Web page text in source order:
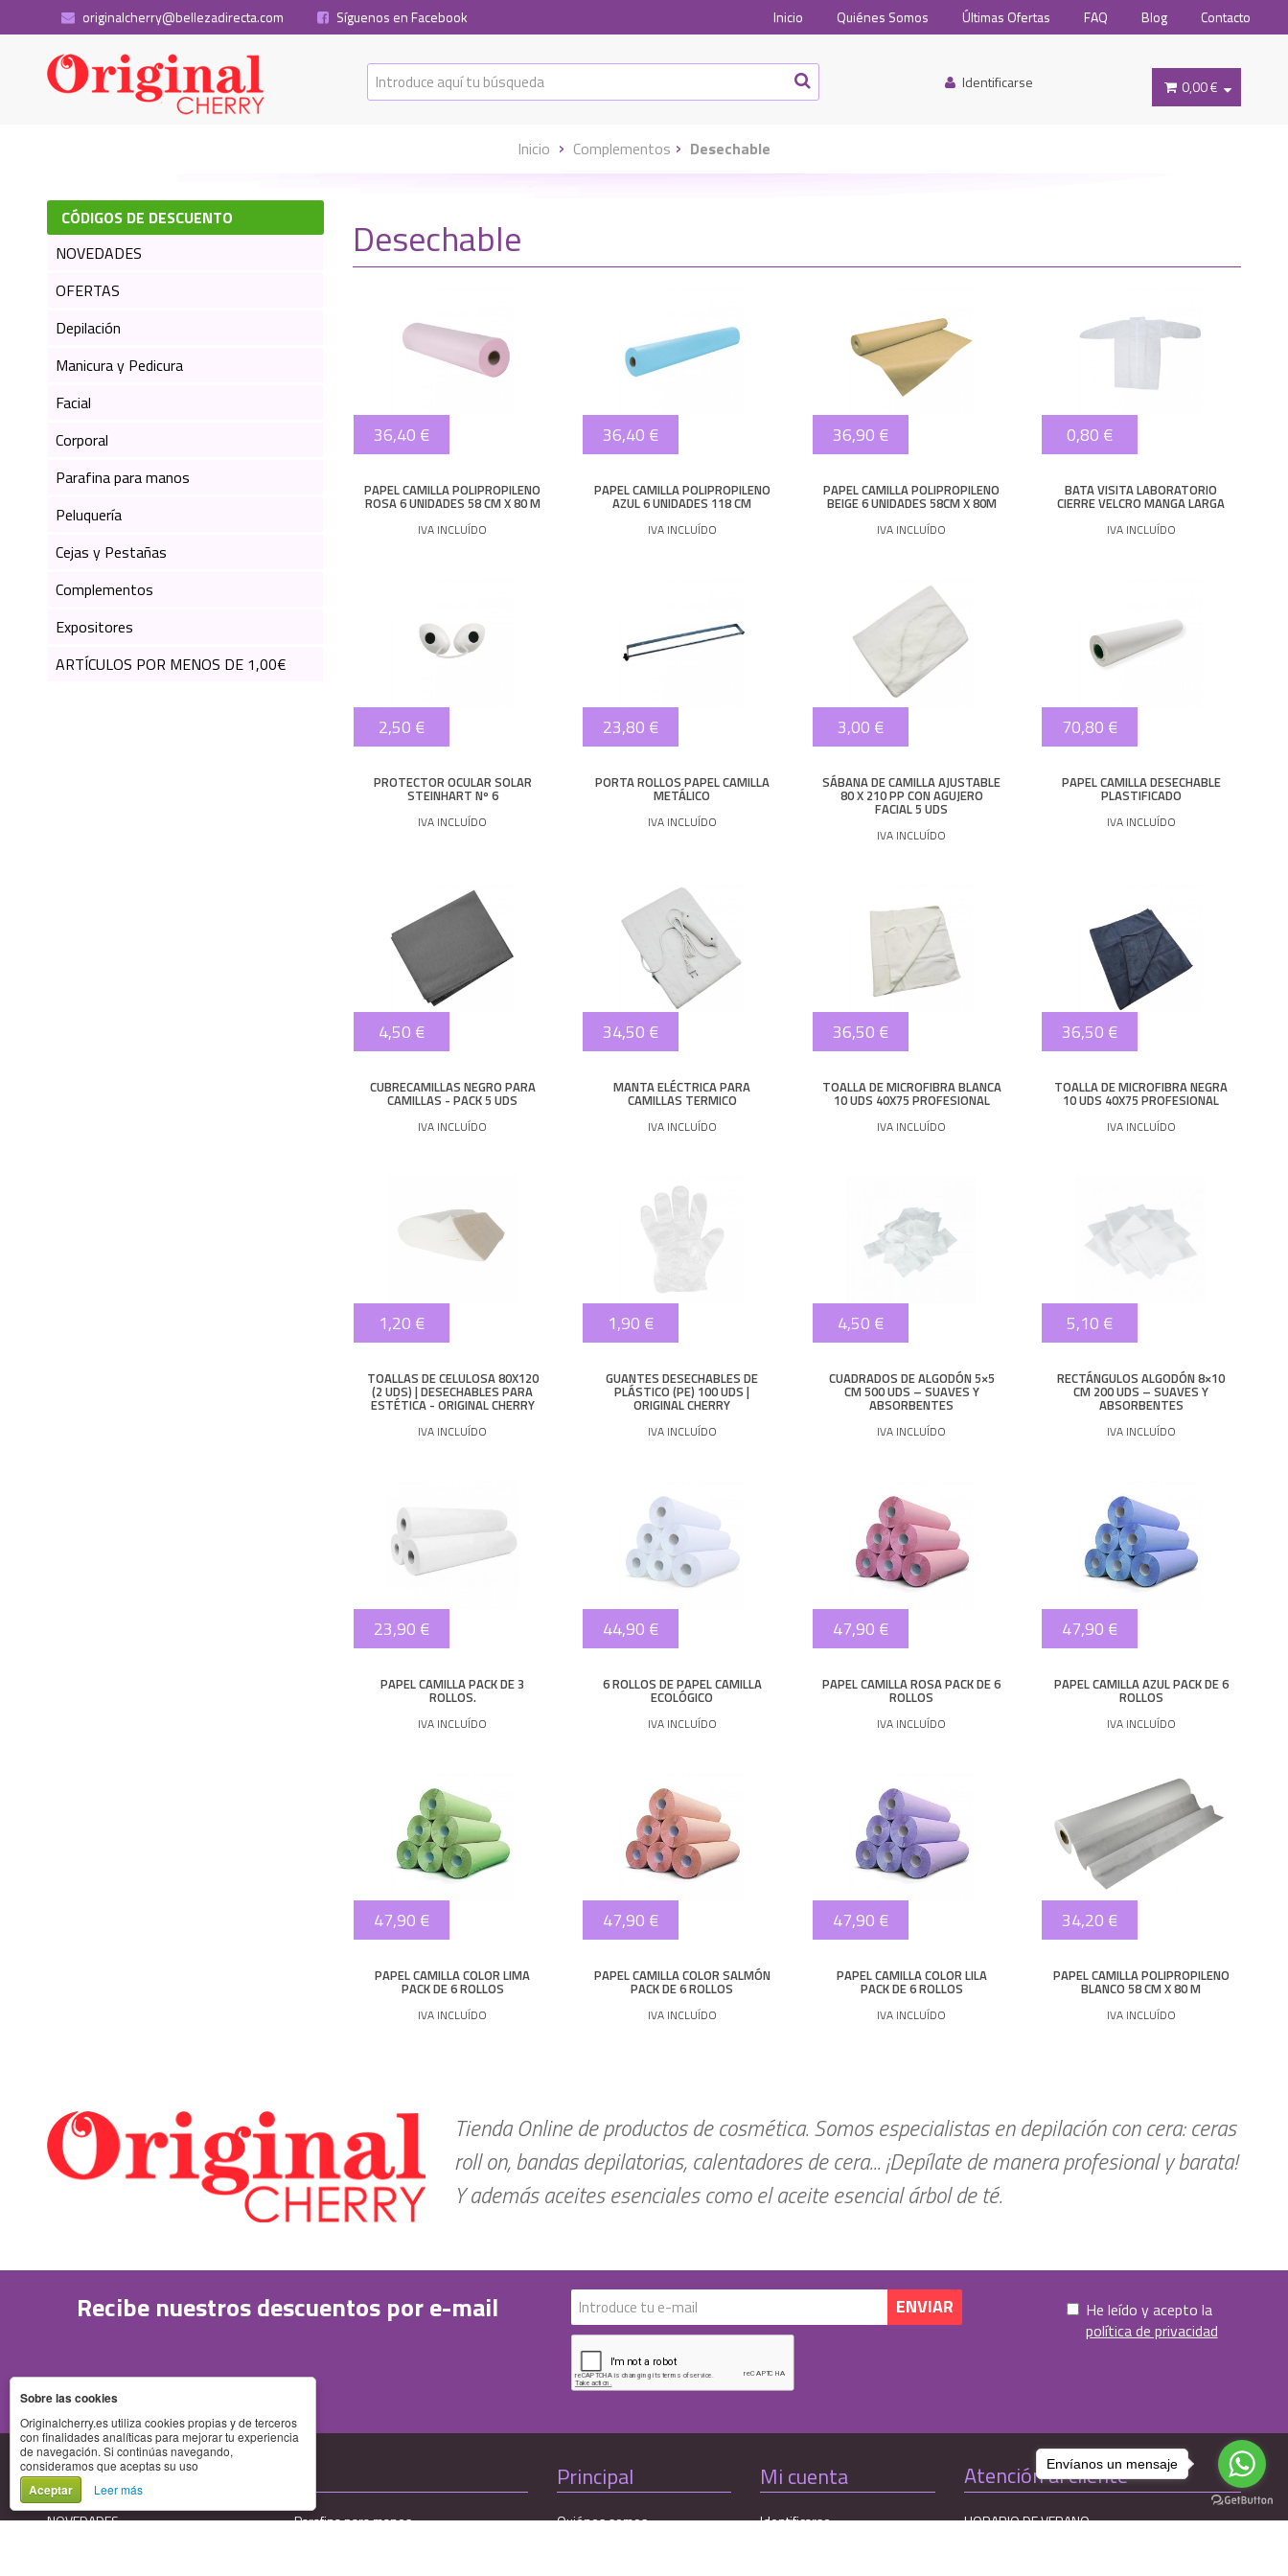
originalcherry@bellezadirecta.com Síguenos en Facebook Inicio Quiénes Somos Últimas Ofertas FAQ Blog Contacto
Identificarse 0,00 €
Inicio Complementos Desechable
CÓDIGOS DE DESCUENTO
NOVEDADES
OFERTAS
Depilación
Manicura y Pedicura
Facial
Corporal
Parafina para manos
Peluquería
Cejas y Pestañas
Complementos
Expositores
ARTÍCULOS POR MENOS DE 1,00€
Desechable
36,40 €
PAPEL CAMILLA POLIPROPILENO
ROSA 6 UNIDADES 58 CM X 80 M
IVA INCLUÍDO
36,40 €
PAPEL CAMILLA POLIPROPILENO
AZUL 6 UNIDADES 118 CM
IVA INCLUÍDO
36,90 €
PAPEL CAMILLA POLIPROPILENO
BEIGE 6 UNIDADES 58CM X 80M
IVA INCLUÍDO
0,80 €
BATA VISITA LABORATORIO
CIERRE VELCRO MANGA LARGA
IVA INCLUÍDO
2,50 €
PROTECTOR OCULAR SOLAR
STEINHART Nº 6
IVA INCLUÍDO
23,80 €
PORTA ROLLOS PAPEL CAMILLA
METÁLICO
IVA INCLUÍDO
3,00 €
SÁBANA DE CAMILLA AJUSTABLE
80 X 210 PP CON AGUJERO
FACIAL 5 UDS
IVA INCLUÍDO
70,80 €
PAPEL CAMILLA DESECHABLE
PLASTIFICADO
IVA INCLUÍDO
4,50 €
CUBRECAMILLAS NEGRO PARA
CAMILLAS - PACK 5 UDS
IVA INCLUÍDO
34,50 €
MANTA ELÉCTRICA PARA
CAMILLAS TERMICO
IVA INCLUÍDO
36,50 €
TOALLA DE MICROFIBRA BLANCA
10 UDS 40X75 PROFESIONAL
IVA INCLUÍDO
36,50 €
TOALLA DE MICROFIBRA NEGRA
10 UDS 40X75 PROFESIONAL
IVA INCLUÍDO
1,20 €
TOALLAS DE CELULOSA 80X120
(2 UDS) | DESECHABLES PARA
ESTÉTICA - ORIGINAL CHERRY
IVA INCLUÍDO
1,90 €
GUANTES DESECHABLES DE
PLÁSTICO (PE) 100 UDS |
ORIGINAL CHERRY
IVA INCLUÍDO
4,50 €
CUADRADOS DE ALGODÓN 5×5
CM 500 UDS – SUAVES Y
ABSORBENTES
IVA INCLUÍDO
5,10 €
RECTÁNGULOS ALGODÓN 8×10
CM 200 UDS – SUAVES Y
ABSORBENTES
IVA INCLUÍDO
23,90 €
PAPEL CAMILLA PACK DE 3
ROLLOS.
IVA INCLUÍDO
44,90 €
6 ROLLOS DE PAPEL CAMILLA
ECOLÓGICO
IVA INCLUÍDO
47,90 €
PAPEL CAMILLA ROSA PACK DE 6
ROLLOS
IVA INCLUÍDO
47,90 €
PAPEL CAMILLA AZUL PACK DE 6
ROLLOS
IVA INCLUÍDO
47,90 €
PAPEL CAMILLA COLOR LIMA
PACK DE 6 ROLLOS
IVA INCLUÍDO
47,90 €
PAPEL CAMILLA COLOR SALMÓN
PACK DE 6 ROLLOS
IVA INCLUÍDO
47,90 €
PAPEL CAMILLA COLOR LILA
PACK DE 6 ROLLOS
IVA INCLUÍDO
34,20 €
PAPEL CAMILLA POLIPROPILENO
BLANCO 58 CM X 80 M
IVA INCLUÍDO
Tienda Online de productos de cosmética. Somos especialistas en depilación con cera: ceras
roll on, bandas depilatorias, calentadores de cera... ¡Depílate de manera profesional y barata!
Y además aceites esenciales como el aceite esencial árbol de té.
Recibe nuestros descuentos por e-mail
He leído y acepto la
política de privacidad
Categorias
NOVEDADES
Parafina para manos
Principal
Quiénes somos
Mi cuenta
Identificarse
Atención al cliente
HORARIO DE VERANO
Sobre las cookies
Originalcherry.es utiliza cookies propias y de terceros
con finalidades analíticas para mejorar tu experiencia
de navegación. Si continúas navegando,
consideramos que aceptas su uso
Aceptar Leer más
Envíanos un mensaje